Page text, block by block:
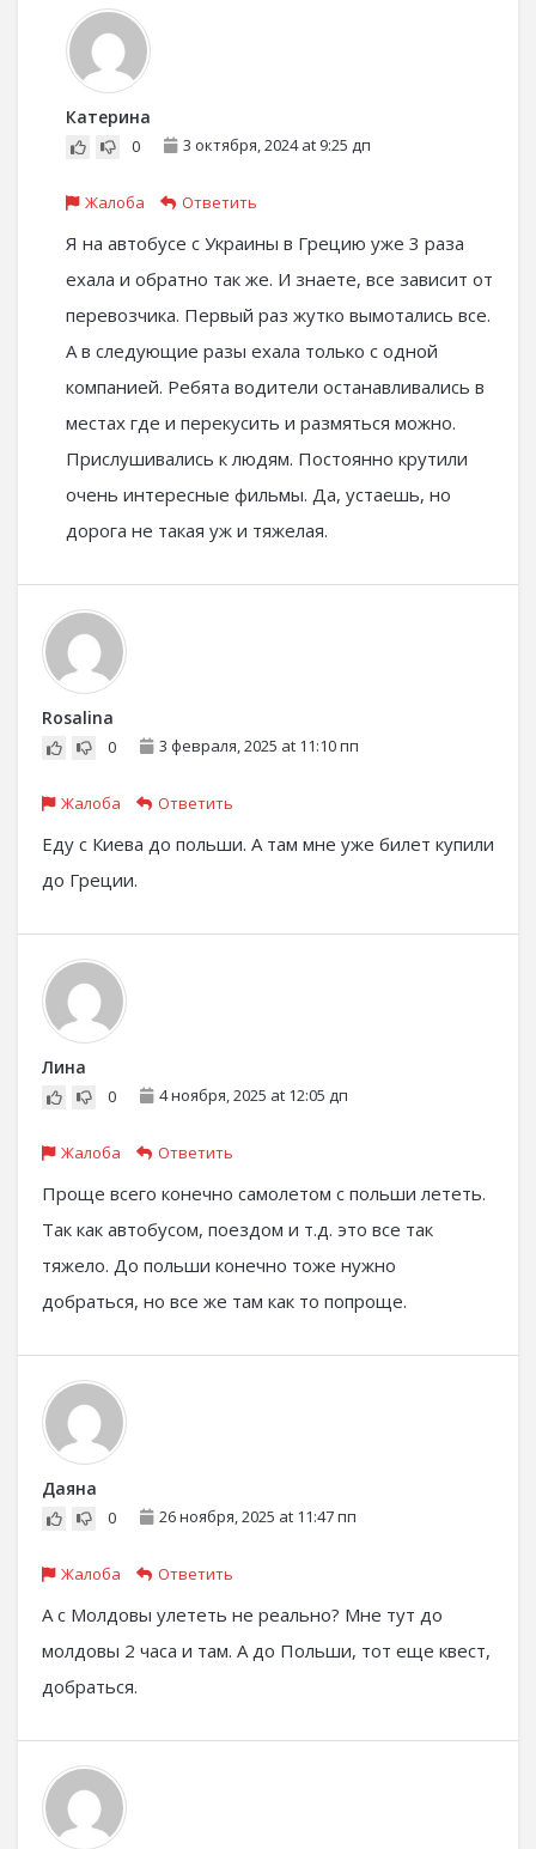
Катерина
0 3 октября, 2024 at 9:25 дп
Жалоба Ответить
Я на автобусе с Украины в Грецию уже 3 раза
ехала и обратно так же. И знаете, все зависит от
перевозчика. Первый раз жутко вымотались все.
А в следующие разы ехала только с одной
компанией. Ребята водители останавливались в
местах где и перекусить и размяться можно.
Прислушивались к людям. Постоянно крутили
очень интересные фильмы. Да, устаешь, но
дорога не такая уж и тяжелая.
Rosalina
0 3 февраля, 2025 at 11:10 пп
Жалоба Ответить
Еду с Киева до польши. А там мне уже билет купили
до Греции.
Лина
0 4 ноября, 2025 at 12:05 дп
Жалоба Ответить
Проще всего конечно самолетом с польши лететь.
Так как автобусом, поездом и т.д. это все так
тяжело. До польши конечно тоже нужно
добраться, но все же там как то попроще.
Даяна
0 26 ноября, 2025 at 11:47 пп
Жалоба Ответить
А с Молдовы улететь не реально? Мне тут до
молдовы 2 часа и там. А до Польши, тот еще квест,
добраться.